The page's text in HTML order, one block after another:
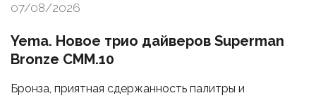
07/08/2026
Yema. Новое трио дайверов Superman
Bronze CMM.10
Бронза, приятная сдержанность палитры и